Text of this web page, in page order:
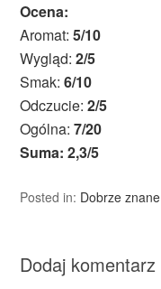
Ocena:
Aromat:5/10
Wygląd:2/5
Smak:6/10
Odczucie:2/5
Ogólna:7/20
Suma: 2,3/5
Posted in: Dobrze znane
Dodaj komentarz